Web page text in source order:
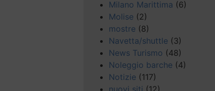
Milano Marittima (6)
Molise (2)
mostre (8)
Navetta/shuttle (3)
News Turismo (48)
Noleggio barche (4)
Notizie (117)
nuovi siti (12)